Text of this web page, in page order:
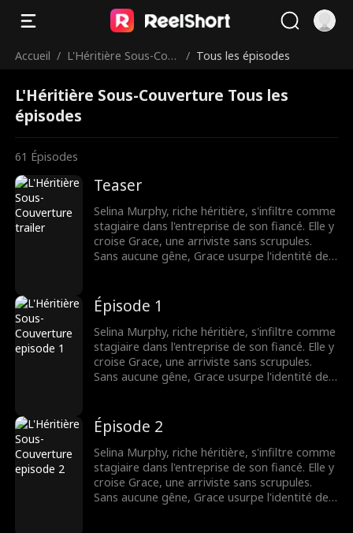
Accueil / L'Héritière Sous-Couv
/ Tous les épisodes
L'Héritière Sous-Couverture Tous les
épisodes
61 Épisodes
Teaser
Selina Murphy, riche héritière, s'infiltre comme
stagiaire dans l'entreprise de son fiancé. Elle y
croise Grace, une arriviste sans scrupules.
Sans aucune gêne, Grace usurpe l'identité de
Grace a mal choisi sa cible. La véritable
héritière s'apprête à contre-attaquer.
Épisode 1
Selina Murphy, riche héritière, s'infiltre comme
stagiaire dans l'entreprise de son fiancé. Elle y
croise Grace, une arriviste sans scrupules.
Sans aucune gêne, Grace usurpe l'identité de
Grace a mal choisi sa cible. La véritable
héritière s'apprête à contre-attaquer.
Épisode 2
Selina Murphy, riche héritière, s'infiltre comme
stagiaire dans l'entreprise de son fiancé. Elle y
croise Grace, une arriviste sans scrupules.
Sans aucune gêne, Grace usurpe l'identité de